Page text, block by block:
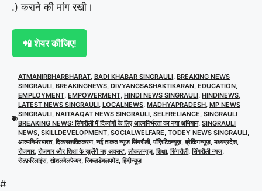
.) कराने की मांग रखी।
📲 शेयर कीजिए!
ATMANIRBHARBHARAT, BADI KHABAR SINGRAULI, BREAKING NEWS
SINGRAULI, BREAKINGNEWS, DIVYANGSASHAKTIKARAN, EDUCATION,
EMPLOYMENT, EMPOWERMENT, HINDI NEWS SINGRAULI, HINDINEWS,
LATEST NEWS SINGRAULI, LOCALNEWS, MADHYAPRADESH, MP NEWS
SINGRAULI, NAITAAQAT NEWS SINGRAULI, SELFRELIANCE, SINGRAULI
BREAKING NEWS: सिंगरौली में दिव्यांगों के लिए आत्मनिर्भरता का नया अभियान, SINGRAULI
NEWS, SKILLDEVELOPMENT, SOCIALWELFARE, TODEY NEWS SINGRAULI,
आत्मनिर्भरभारत,दिव्यसशक्तिकरण,नई ताकत न्यूज सिंगरौली,पॉज़िटिवन्यूज़,ब्रेकिंगन्यूज़,मध्यप्रदेश,
रोजगार,रोजगार और शिक्षा के खुलेंगे नए अवसर",लोकलन्यूज़,शिक्षा,सिंगरौली,सिंगरौली न्यूज,
सेल्फ़रिलाइंस,सोशलवेलफेयर,स्किलडेवलपमेंट,हिंदीन्यूज़
#